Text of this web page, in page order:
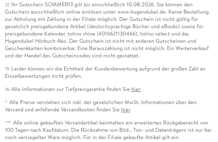
12 Ihr Gutschein SOMMER13 gilt bis einschließlich 10.08.2026. Sie können den
Gutschein ausschließlich online einlösen unter www.hugendubel.de. Keine Bestellung
zur Abholung mit Zahlung in der Filiale möglich. Der Gutschein ist nicht gültig für
gesetzlich preisgebundene Artikel (deutschsprachige Bücher und eBooks) sowie für
preisgebundene Kalender, tolino shine (4016621130466), tolino select und das
Hugendubel Hörbuch Abo. Der Gutschein ist nicht mit anderen Gutscheinen und
Geschenkkarten kombinierbar. Eine Barauszahlung ist nicht möglich. Ein Weiterverkauf
und der Handel des Gutscheincodes sind nicht gestattet.
15 Leider können wir die Echtheit der Kundenbewertung aufgrund der großen Zahl an
Einzelbewertungen nicht prüfen.
16 Alle Informationen zur Tiefpreisgarantie finden Sie hier
* Alle Preise verstehen sich inkl. der gesetzlichen MwSt. Informationen über den
Versand und anfallende Versandkosten finden Sie hier
*** Alle online gekauften Versandartikel beinhalten ein erweitertes Rückgaberecht von
100 Tagen nach Kaufdatum. Die Rücknahme von Bild-, Ton- und Datenträgern ist nur bei
noch versiegelter Ware möglich. Für in der Filiale gekaufte Artikel gilt ein